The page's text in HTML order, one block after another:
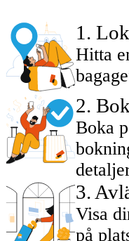
1 .
Hitta
2.
Boka
3.
Visa
på